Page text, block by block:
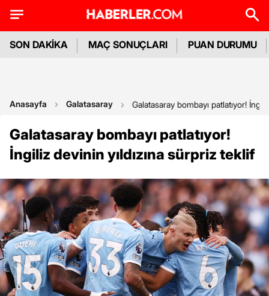
SON DAKİKA MAÇ SONUÇLARI PUAN DURUMU
Anasayfa Galatasaray Galatasaray bombayı patlatıyor!
Galatasaray bombayı patlatıyor!
İngiliz devinin yıldızına sürpriz teklif